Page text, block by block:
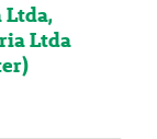
Ltda,
Ltda